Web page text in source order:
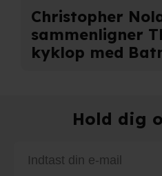
Christopher
sammenligner
kyklop med
Hold dig